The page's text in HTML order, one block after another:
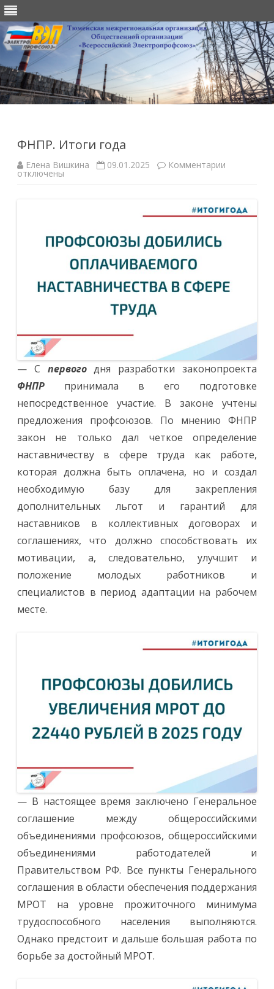
ФНПР. Итоги года
Елена Вишкина 09.01.2025 Комментарии
отключены
— С первогодня разработки законопроекта
ФНПР принимала в его подготовке
непосредственное участие. В законе учтены
предложения профсоюзов. По мнению ФНПР
закон не только дал четкое определение
наставничеству в сфере труда как работе,
которая должна быть оплачена, но и создал
необходимую базу для закрепления
дополнительных льгот и гарантий для
наставников в коллективных договорах и
соглашениях, что должно способствовать их
мотивации, а, следовательно, улучшит и
положение молодых работников и
специалистов в период адаптации на рабочем
месте.
— В настоящее время заключено Генеральное
соглашение между общероссийскими
объединениями профсоюзов, общероссийскими
объединениями работодателей и
Правительством РФ. Все пункты Генерального
соглашения в области обеспечения поддержания
МРОТ на уровне прожиточного минимума
трудоспособного населения выполняются.
Однако предстоит и дальше большая работа по
борьбе за достойный МРОТ.